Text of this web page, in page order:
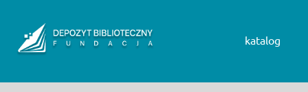
katalog